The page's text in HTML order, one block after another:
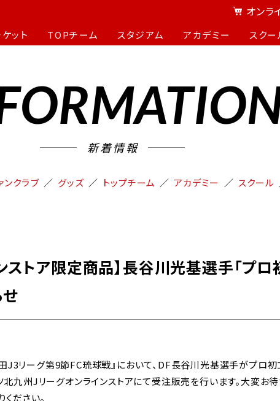
オンラ
ット TOPチーム スタジアム アカデミー スクー
新着情報
ンクラブ グッズ トップチーム アカデミー スクール
ストア限定商品】長谷川光基選手「プ
リーグ第9節FC琉球戦』において、DF長谷川光基選手がプロ初
九州Jリーグオンラインストアにて受注販売を行います。大変お
ださい。